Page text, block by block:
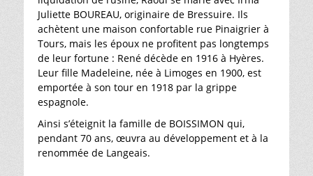
Juliette BOUREAU, originaire de Bressuire. Ils
achètent une maison confortable rue Pinaigrier à
Tours, mais les époux ne profitent pas longtemps
de leur fortune : René décède en 1916 à Hyères.
Leur fille Madeleine, née à Limoges en 1900, est
emportée à son tour en 1918 par la grippe
espagnole.
Ainsi s’éteignit la famille de BOISSIMON qui,
pendant 70 ans, œuvra au développement et à la
renommée de Langeais.